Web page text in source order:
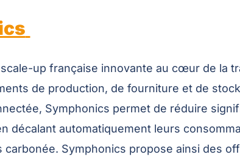
up française innovante au cœur de la
de production, de fourniture et de
Symphonics permet de réduire
décalant automatiquement leurs
carbonée. Symphonics propose ainsi des